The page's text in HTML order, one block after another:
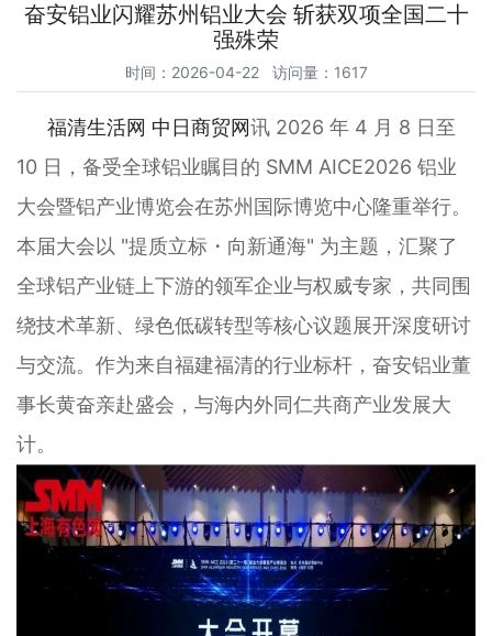
奋安铝业闪耀苏州铝业大会 斩获双项全国二十
强殊荣
时间：2026-04-22 访问量：1617
福清生活网 中日商贸网讯 2026 年 4 月 8 日至
10 日，备受全球铝业瞩目的 SMM AICE2026 铝业
大会暨铝产业博览会在苏州国际博览中心隆重举行。
本届大会以 "提质立标・向新通海" 为主题，汇聚了
全球铝产业链上下游的领军企业与权威专家，共同围
绕技术革新、绿色低碳转型等核心议题展开深度研讨
与交流。作为来自福建福清的行业标杆，奋安铝业董
事长黄奋亲赴盛会，与海内外同仁共商产业发展大
计。